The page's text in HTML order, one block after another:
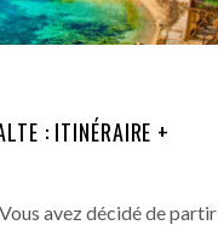
: ITINÉRAIRE +
avez décidé de partir